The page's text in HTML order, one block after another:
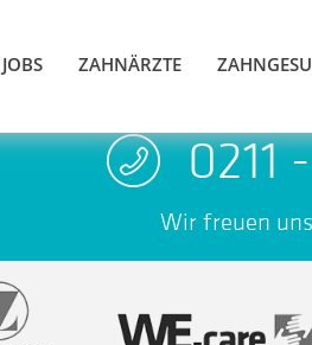
JOBS ZAHNÄRZTE
0211
Wir freuen